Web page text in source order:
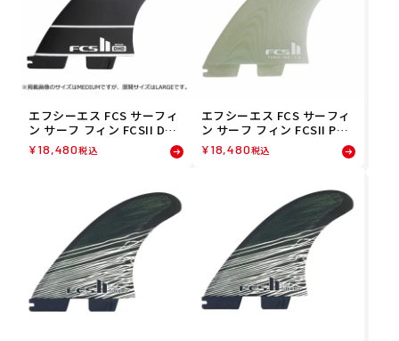
エフシーエス FCS サーフィ
ン サーフ フィン FCSII DHD
PC TRI FIN L FDHL-PC02-L
G-TSR
¥18,480税込
エフシーエス FCS サーフィ
ン サーフ フィン FCSII PO
WER TWIN＋1PG FIN CLR
S-M FPTX-PG02-MD-TSR
¥18,480税込